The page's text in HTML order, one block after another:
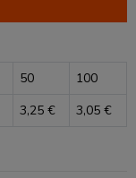
50
100
3,25 € 3,05 €